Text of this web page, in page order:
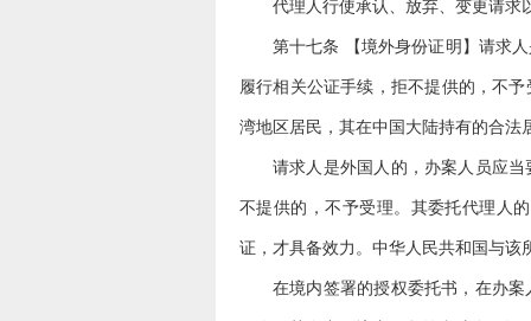
代理人行使承认、放弃、变更请
第十七条 【境外身份证明】请求
履行相关公证手续，拒不提供的，不
湾地区居民，其在中国大陆持有的合
请求人是外国人的，办案人员应
不提供的，不予受理。其委托代理人
证，才具备效力。中华人民共和国与
在境内签署的授权委托书，在办